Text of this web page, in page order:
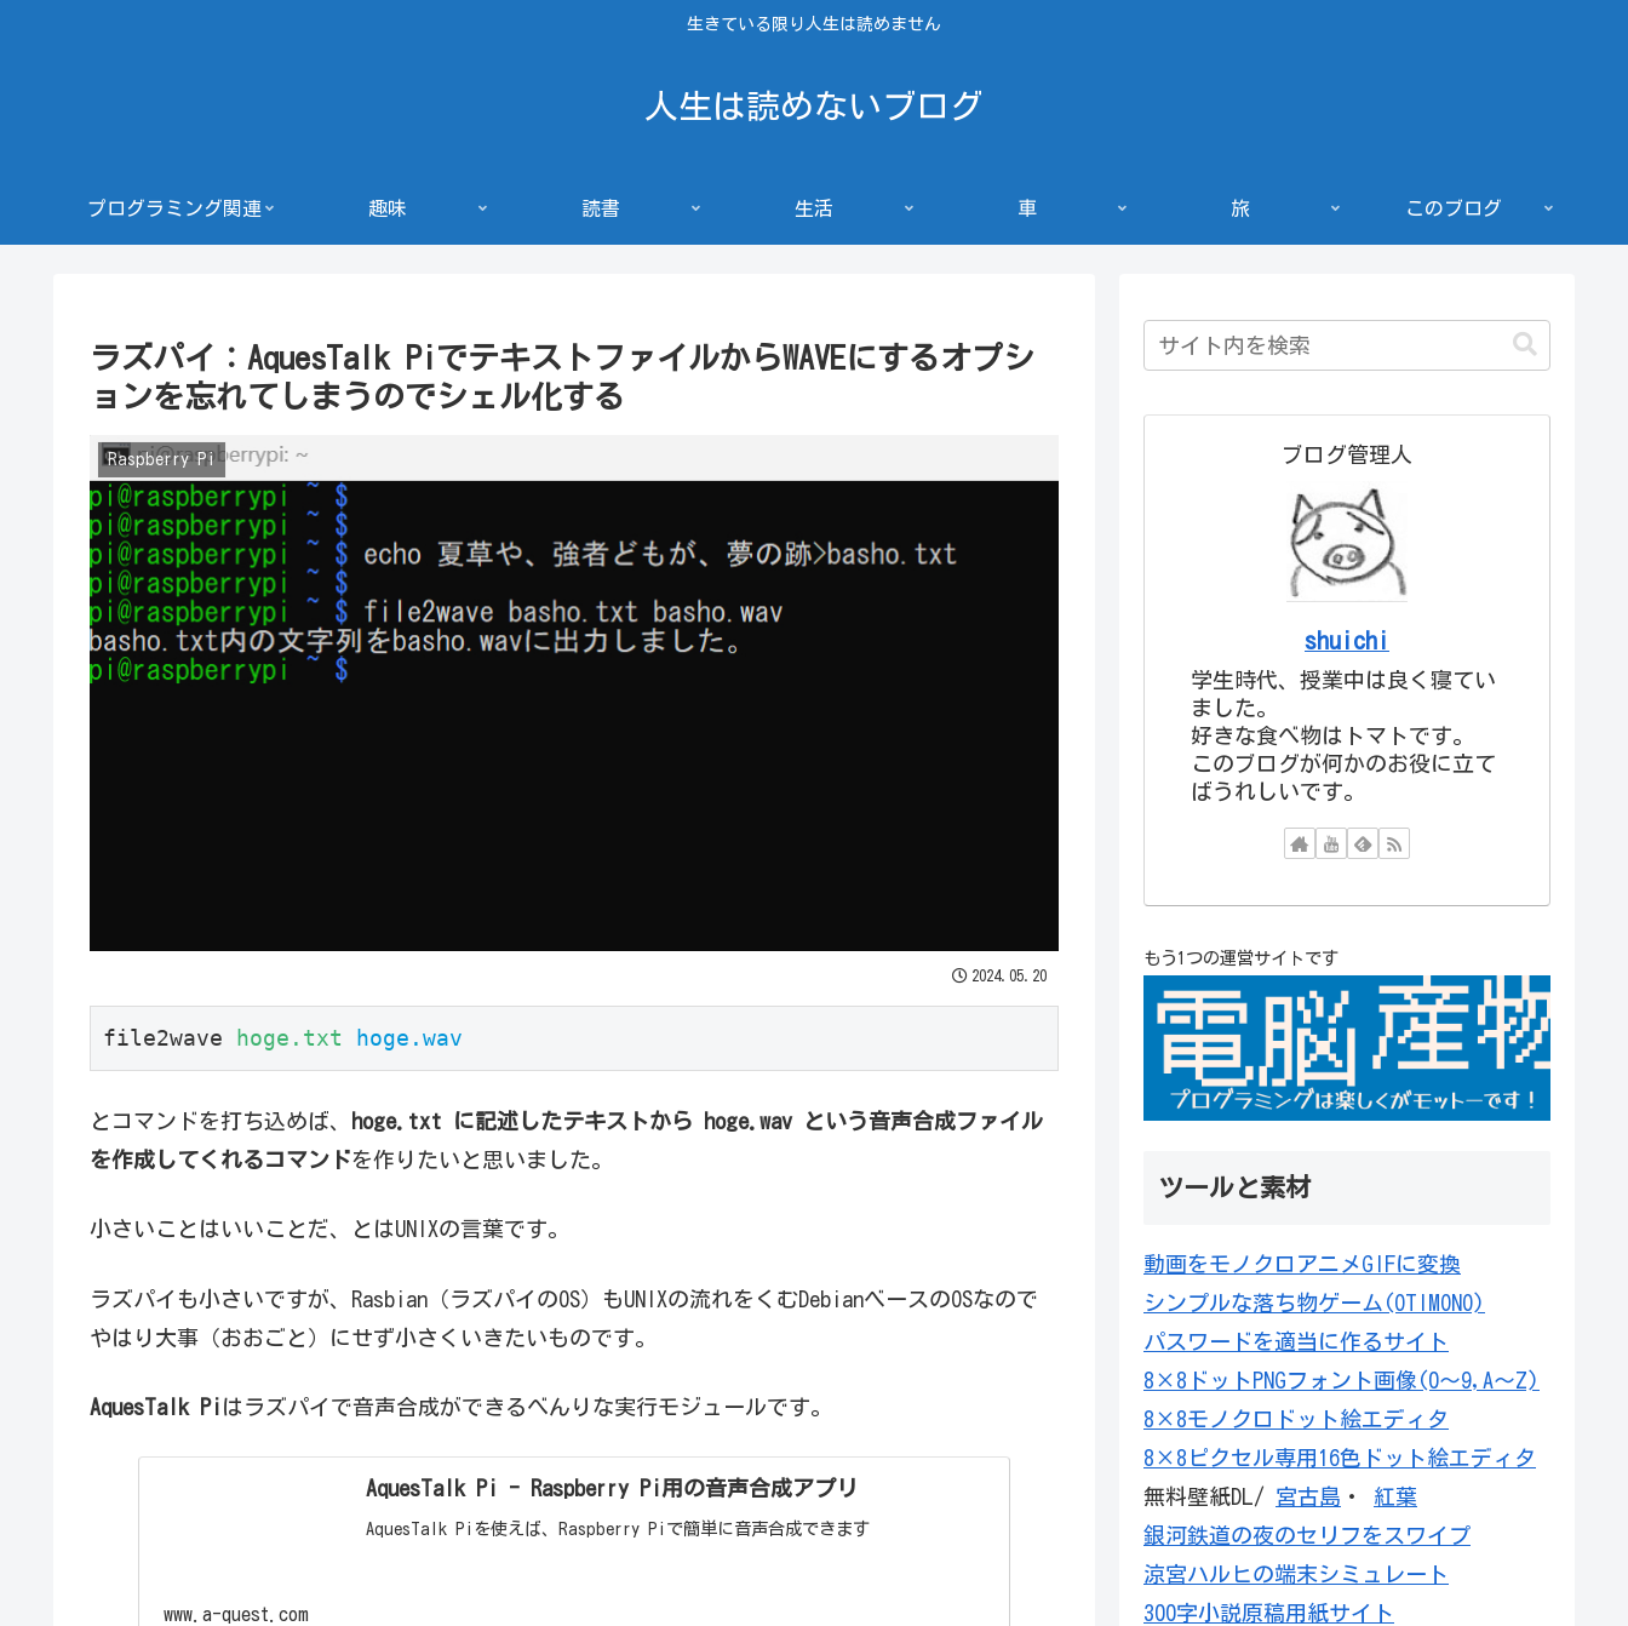
生きている限り人生は読めません
人生は読めないブログ
プログラミング関連 趣味 読書 生活 車 旅 このブログ
ラズパイ：AquesTalk PiでテキストファイルからWAVEにするオプシ
ョンを忘れてしまうのでシェル化する
Raspberry Pi
2024.05.20
file2wave hoge.txt hoge.wav
とコマンドを打ち込めば、
hoge.txt に記述したテキストから hoge.wav という音声合成ファイル
を作成してくれるコマンドを作りたいと思いました。
小さいことはいいことだ、とはUNIXの言葉です。
ラズパイも小さいですが、Rasbian（ラズパイのOS）もUNIXの流れをくむDebianベースのOSなので
やはり大事（おおごと）にせず小さくいきたいものです。
AquesTalk Pi はラズパイで音声合成ができるべんりな実行モジュールです。
AquesTalk Pi - Raspberry Pi用の音声合成アプリ
AquesTalk Piを使えば、Raspberry Piで簡単に音声合成できます
www.a-quest.com
ブログ管理人
shuichi
学生時代、授業中は良く寝てい
ました。
好きな食べ物はトマトです。
このブログが何かのお役に立て
ばうれしいです。
もう1つの運営サイトです
ツールと素材
動画をモノクロアニメGIFに変換
シンプルな落ち物ゲーム(OTIMONO)
パスワードを適当に作るサイト
8×8ドットPNGフォント画像(0～9,A～Z)
8×8モノクロドット絵エディタ
8×8ピクセル専用16色ドット絵エディタ
無料壁紙DL/ 宮古島 ・ 紅葉
銀河鉄道の夜のセリフをスワイプ
涼宮ハルヒの端末シミュレート
300字小説原稿用紙サイト